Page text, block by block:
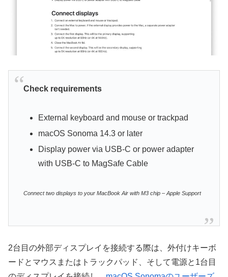
Check requirements
External keyboard and mouse or trackpad
macOS Sonoma 14.3 or later
Display power via USB-C or power adapter
with USB-C to MagSafe Cable
Connect two displays to your MacBook Air with M3 chip – Apple Support
2台目の外部ディスプレイを接続する際は、外付けキーボ
ードとマウスまたはトラックパッド、そして電源と1台目